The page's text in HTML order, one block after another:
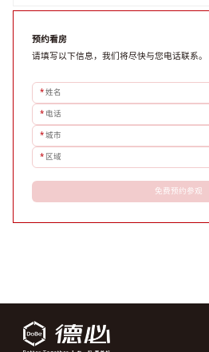
款。选址是综合性战略决策，旨在让办公
预约看房
请填写以下信息，我们将尽快与您电话联系。
*姓名
* 电话
*城市
* 区域
免费预约参观